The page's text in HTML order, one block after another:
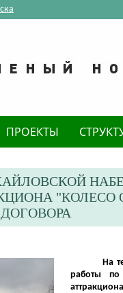
ПРОЕКТЫ
"КОЛЕСО
На
работы по